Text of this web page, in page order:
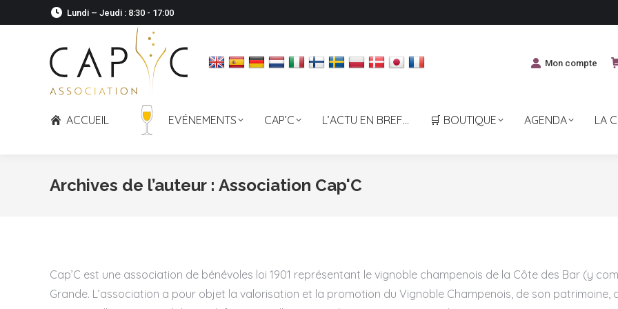
Lundi – Jeudi : 8:30 - 17:00
Mon compte
ACCUEIL EVÉNEMENTS CAP’C L’ACTU EN BREF… 🛒 BOUTIQUE AGENDA LA
Archives de l’auteur : Association Cap'C
Cap’C est une association de bénévoles loi 1901 représentant le vignoble champenois de la Côte des Bar (y
Grande. L’association a pour objet la valorisation et la promotion du Vignoble Champenois, de son